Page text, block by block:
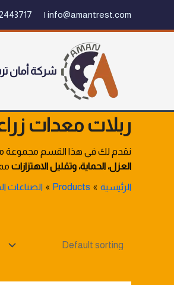
info@amantrest.com |
- 01313666 - 778450000
شركة أمان
ربلات معدات
نقدم لك في هذا القسم
العزل، الحماية، وتقليل الاهتزازات
الرئيسية Products الصناعات